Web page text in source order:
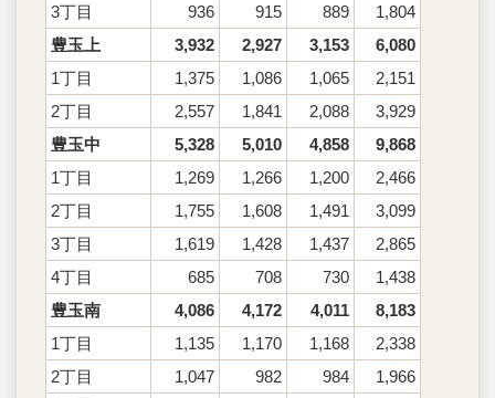
3丁目
936 915 889
1,804
豊玉上
3,932 2,927 3,153
6,080
1丁目
1,375 1,086 1,065
2,151
2丁目
2,557 1,841 2,088
3,929
豊玉中
5,328 5,010 4,858
9,868
1丁目
1,269 1,266 1,200
2,466
2丁目
1,755 1,608 1,491
3,099
3丁目
1,619 1,428 1,437
2,865
4丁目
685 708 730
1,438
豊玉南
4,086 4,172 4,011
8,183
1丁目
1,135 1,170 1,168
2,338
2丁目
1,047 982 984
1,966